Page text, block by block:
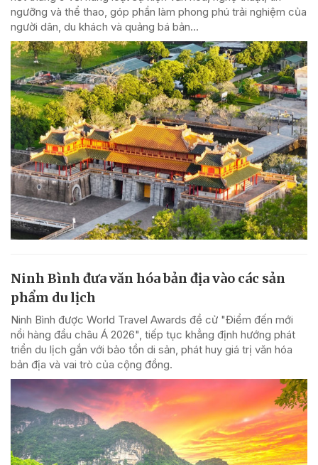
ngưỡng và thể thao, góp phần làm phong phú trải nghiệm của
người dân, du khách và quảng bá bản...
Ninh Bình đưa văn hóa bản địa vào các sản
phẩm du lịch
Ninh Bình được World Travel Awards đề cử "Điểm đến mới
nổi hàng đầu châu Á 2026", tiếp tục khẳng định hướng phát
triển du lịch gắn với bảo tồn di sản, phát huy giá trị văn hóa
bản địa và vai trò của cộng đồng.